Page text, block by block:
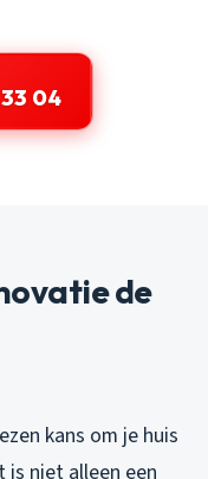
04
de
kans om je huis
niet alleen een